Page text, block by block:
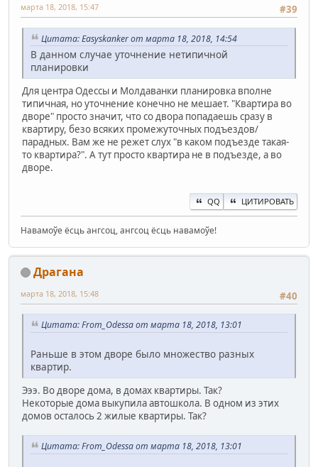
#39
марта 18, 2018, 15:47
Цитата: Easyskanker от марта 18, 2018, 14:54
В данном случае уточнение нетипичной
планировки
Для центра Одессы и Молдаванки планировка вполне
типичная, но уточнение конечно не мешает. "Квартира во
дворе" просто значит, что со двора попадаешь сразу в
квартиру, безо всяких промежуточных подъездов/
парадных. Вам же не режет слух "в каком подъезде такая-
то квартира?". А тут просто квартира не в подъезде, а во
дворе.
QQ ЦИТИРОВАТЬ
Навамоўе ёсць ангсоц, ангсоц ёсць навамоўе!
Драгана
#40
марта 18, 2018, 15:48
Цитата: From_Odessa от марта 18, 2018, 13:01
Раньше в этом дворе было множество разных
квартир.
Эээ. Во дворе дома, в домах квартиры. Так?
Некоторые дома выкупила автошкола. В одном из этих
домов осталось 2 жилые квартиры. Так?
Цитата: From_Odessa от марта 18, 2018, 13:01